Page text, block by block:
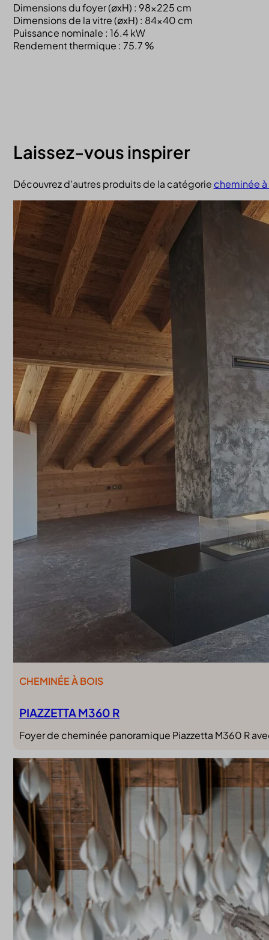
Dimensions du foyer (øxH) : 98×225 cm
Dimensions de la vitre (øxH) : 84×40 cm
Puissance nominale : 16.4 kW
Rendement thermique : 75.7 %
Laissez-vous inspirer
Découvrez d'autres produits de la catégorie cheminée
PIAZZETTA M360 R
CHEMINÉE À BOIS
Foyer de cheminée panoramique Piazzetta M360 R